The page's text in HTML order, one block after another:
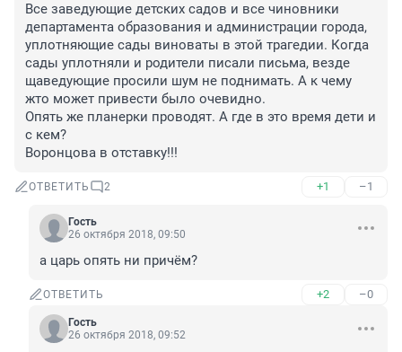
Все заведующие детских садов и все чиновники
департамента образования и администрации города,
уплотняющие сады виноваты в этой трагедии. Когда
сады уплотняли и родители писали письма, везде
щаведующие просили шум не поднимать. А к чему
жто может привести было очевидно.
Опять же планерки проводят. А где в это время дети и
с кем?
Воронцова в отставку!!!
ОТВЕТИТЬ 2 +1 –1
Гость
26 октября 2018, 09:50
а царь опять ни причём?
ОТВЕТИТЬ +2 –0
Гость
26 октября 2018, 09:52